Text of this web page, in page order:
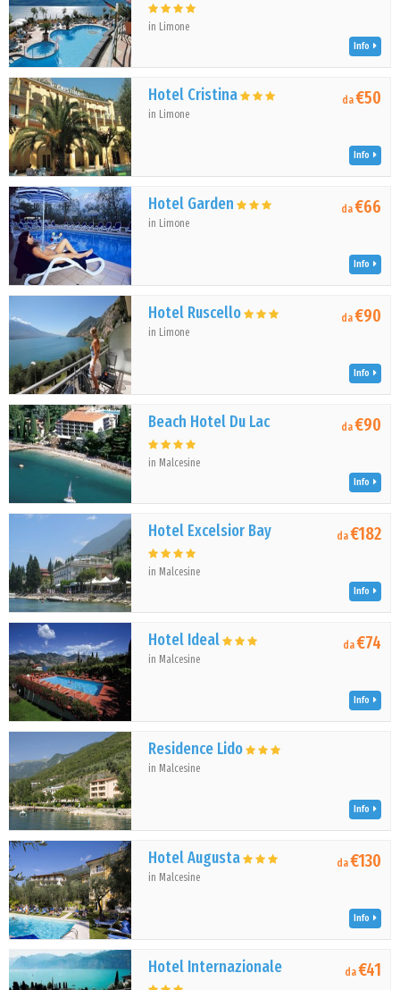
in Limone
Info
Hotel Cristina
in Limone
da€50
Info
Hotel Garden
in Limone
da€66
Info
Hotel Ruscello
in Limone
da€90
Info
Beach Hotel Du Lac
in Malcesine
da€90
Info
Hotel Excelsior Bay
in Malcesine
da€182
Info
Hotel Ideal
in Malcesine
da€74
Info
Residence Lido
in Malcesine
Info
Hotel Augusta
in Malcesine
da€130
Info
Hotel Internazionale da€41